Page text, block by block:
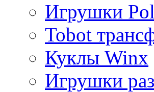
Игрушки
Tobot
Куклы Winx
Игрушки